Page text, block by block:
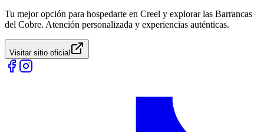
Tu mejor opción para hospedarte en Creel y explorar las Barrancas
del Cobre. Atención personalizada y experiencias auténticas.
Visitar sitio oficial